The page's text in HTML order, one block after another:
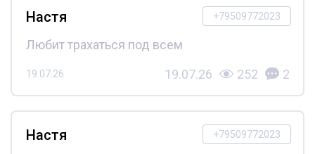
+79509772023
Настя
Любит трахаться под всем
19.07.26 19.07.26 252 2
+79509772023
Настя